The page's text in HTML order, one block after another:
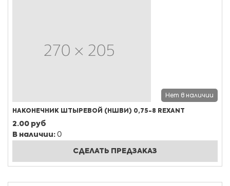
Нет в наличии
НАКОНЕЧНИК ШТЫРЕВОЙ (НШВИ) 0,75-8 REXANT
2.00 руб
В наличии: 0
СДЕЛАТЬ ПРЕДЗАКАЗ